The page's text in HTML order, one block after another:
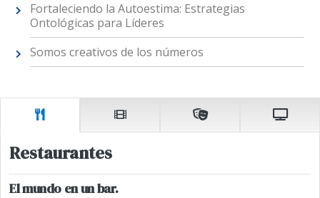
Fortaleciendo la Autoestima: Estrategias
Ontológicas para Líderes
Somos creativos de los números
Restaurantes
El mundo en un bar.